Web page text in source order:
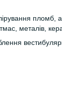
пломб,
металів,